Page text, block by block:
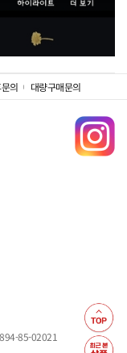
의 대량구매문의
85-02021